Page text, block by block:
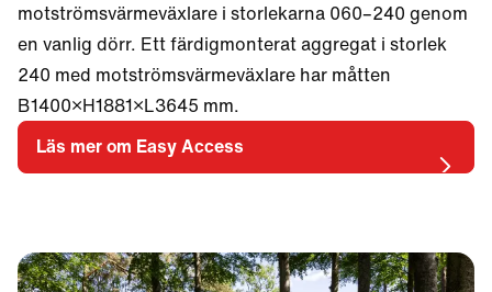
motströmsvärmeväxlare i storlekarna 060–240 genom
en vanlig dörr. Ett färdigmonterat aggregat i storlek
240 med motströmsvärmeväxlare har måtten
B1400×H1881×L3645 mm.
Läs mer om Easy Access